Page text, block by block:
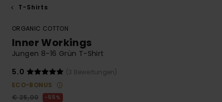
T-Shirts
ORGANIC COTTON
Inner Workings
Jungen 8-16 Grün T-Shirt
5.0
(3 Bewertungen)
ECO-BONUS
€ 25,00
55%